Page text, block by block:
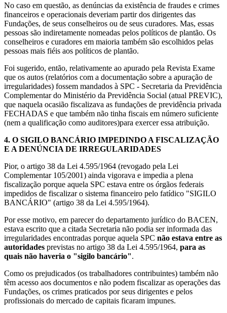
No caso em questão, as denúncias da existência de fraudes e crimes
financeiros e operacionais deveriam partir dos dirigentes das
Fundações, de seus conselheiros ou de seus curadores. Mas, essas
pessoas são indiretamente nomeadas pelos políticos de plantão. Os
conselheiros e curadores em maioria também são escolhidos pelas
pessoas mais fiéis aos políticos de plantão.
Foi sugerido, então, relativamente ao apurado pela Revista Exame
que os autos (relatórios com a documentação sobre a apuração de
irregularidades) fossem mandados à SPC - Secretaria da Previdência
Complementar do Ministério da Previdência Social (atual PREVIC),
que naquela ocasião fiscalizava as fundações de previdência privada
FECHADAS e que também não tinha fiscais em número suficiente
(nem a qualificação como auditores)para exercer essa atribuição.
4. O SIGILO BANCÁRIO IMPEDINDO A FISCALIZAÇÃO
E A DENÚNCIA DE IRREGULARIDADES
Pior, o artigo 38 da Lei 4.595/1964 (revogado pela Lei
Complementar 105/2001) ainda vigorava e impedia a plena
fiscalização porque aquela SPC estava entre os órgãos federais
impedidos de fiscalizar o sistema financeiro pelo fatídico "SIGILO
BANCÁRIO" (artigo 38 da Lei 4.595/1964).
Por esse motivo, em parecer do departamento jurídico do BACEN,
estava escrito que a citada Secretaria não podia ser informada das
irregularidades encontradas porque aquela SPC não estava entre as
autoridades previstas no artigo 38 da Lei 4.595/1964, para as
quais não haveria o "sigilo bancário".
Como os prejudicados (os trabalhadores contribuintes) também não
têm acesso aos documentos e não podem fiscalizar as operações das
Fundações, os crimes praticados por seus dirigentes e pelos
profissionais do mercado de capitais ficaram impunes.